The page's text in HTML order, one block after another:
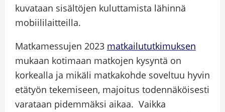
kuvataan sisältöjen kuluttamista lähinnä
mobiililaitteilla.
Matkamessujen 2023 matkailututkimuksen
mukaan kotimaan matkojen kysyntä on
korkealla ja mikäli matkakohde soveltuu hyvin
etätyön tekemiseen, majoitus todennäköisesti
varataan pidemmäksi aikaa. Vaikka